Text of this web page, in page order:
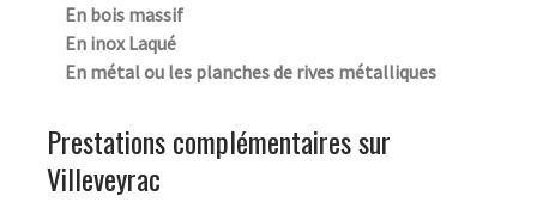
En bois massif
En inox Laqué
En métal ou les planches de rives métalliques
Prestations complémentaires sur
Villeveyrac